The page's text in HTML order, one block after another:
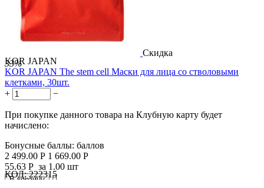
Скидка
33%
KOR JAPAN
KOR JAPAN The stem cell Маски для лица со стволовыми
клетками, 30шт.
+
−
При покупке данного товара на Клубную карту будет
начислено:
Бонусные баллы: баллов
2 499.00 Р 1 669.00 Р
55.63 Р за 1.00 шт
В корзину

КОД: 222315